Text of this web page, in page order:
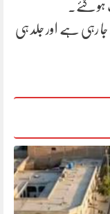
گئے۔
جا رہی ہے اور جلد ہی